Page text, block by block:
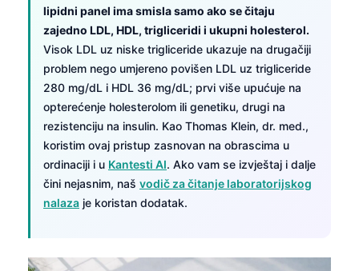
lipidni panel ima smisla samo ako se čitaju
zajedno LDL, HDL, trigliceridi i ukupni holesterol.
Visok LDL uz niske trigliceride ukazuje na drugačiji
problem nego umjereno povišen LDL uz trigliceride
280 mg/dL i HDL 36 mg/dL; prvi više upućuje na
opterećenje holesterolom ili genetiku, drugi na
rezistenciju na insulin. Kao Thomas Klein, dr. med.,
koristim ovaj pristup zasnovan na obrascima u
ordinaciji i u Kantesti AI. Ako vam se izvještaj i dalje
čini nejasnim, naš vodič za čitanje laboratorijskog
nalaza je koristan dodatak.